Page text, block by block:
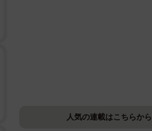
人気の連載はこちらから